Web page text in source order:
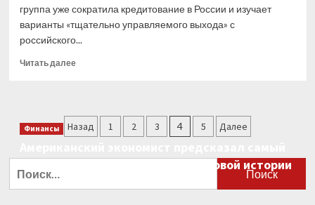
группа уже сократила кредитование в России и изучает
варианты «тщательно управляемого выхода» с
российского...
Читать далееПрочитать
ЕЦБ
давит
Пагинация
Назад 1 2 3 4 5 Далее
Финансы
большой финансовый крах в мировой истории